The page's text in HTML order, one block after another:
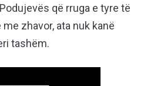
që rruga e tyre të
zhavor, ata nuk kanë
tashëm.